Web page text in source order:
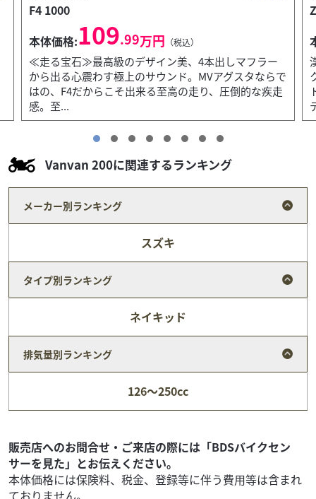
Z650RS
本体価格:82.99万円 （税込）
漢Kawasakiの名車『ザッパー』に継ぐレトロクラシッ
クモデル。軽くすらっとしたボディに低速から中速の
トルクが安定した2気筒エンジン搭載。クラシカルな
デ...
MVアグスタ バイク館 富士店
109
≪走る宝石≫最高級のデザイン美、4本出しマフラーから出
る心震わす極上のサウンド。MVアグスタならではの、F4だ
からこそ出来る至高の走り、圧倒的な疾走感。至...
Vanvan 200に関連するランキング
メーカー別ランキング
スズキ
タイプ別ランキング
ネイキッド
排気量別ランキング
126～250cc
販売店へのお問合せ・ご来店の際には「BDSバイクセン
サーを見た」とお伝えください。
本体価格には保険料、税金、登録等に伴う費用等は含まれ
ておりません。